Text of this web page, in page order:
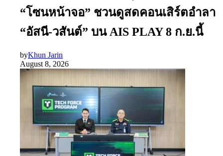
“โซนหน้าจอ” ชวนดูสดคอนเสิร์ตอำลา
“อัสนี-วสันต์” บน AIS PLAY 8 ก.ย.นี้
byKhun Jarin
August 8, 2026